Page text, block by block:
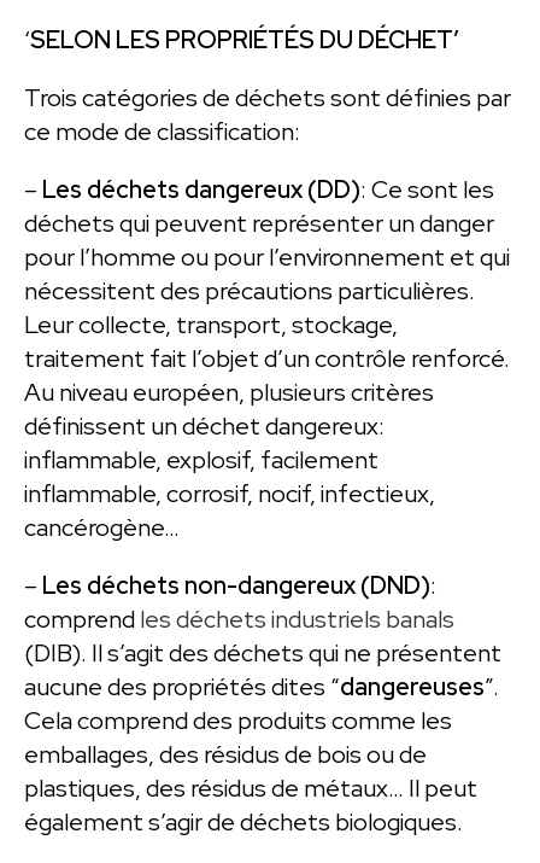
‘SELON LES PROPRIÉTÉS DU DÉCHET’
Trois catégories de déchets sont définies par
ce mode de classification:
– Les déchets dangereux (DD): Ce sont les
déchets qui peuvent représenter un danger
pour l’homme ou pour l’environnement et qui
nécessitent des précautions particulières.
Leur collecte, transport, stockage,
traitement fait l’objet d’un contrôle renforcé.
Au niveau européen, plusieurs critères
définissent un déchet dangereux:
inflammable, explosif, facilement
inflammable, corrosif, nocif, infectieux,
cancérogène…
– Les déchets non-dangereux (DND):
comprendles déchets industriels banals
(DIB). Il s’agit des déchets qui ne présentent
aucune des propriétés dites “dangereuses”.
Cela comprend des produits comme les
emballages, des résidus de bois ou de
plastiques, des résidus de métaux… Il peut
également s’agir de déchets biologiques.